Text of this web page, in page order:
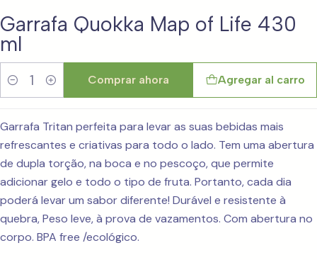
Garrafa Quokka Map of Life 430
ml
Cantidad
Agregar al carro
Comprar ahora
Garrafa Tritan perfeita para levar as suas bebidas mais
refrescantes e criativas para todo o lado. Tem uma abertura
de dupla torção, na boca e no pescoço, que permite
adicionar gelo e todo o tipo de fruta. Portanto, cada dia
poderá levar um sabor diferente! Durável e resistente à
quebra, Peso leve, à prova de vazamentos. Com abertura no
corpo. BPA free /ecológico.